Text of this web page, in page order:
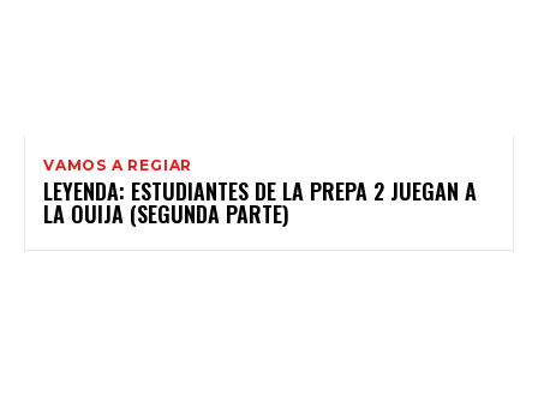
VAMOS A REGIAR
LEYENDA: ESTUDIANTES DE LA PREPA 2 JUEGAN A
LA OUIJA (SEGUNDA PARTE)